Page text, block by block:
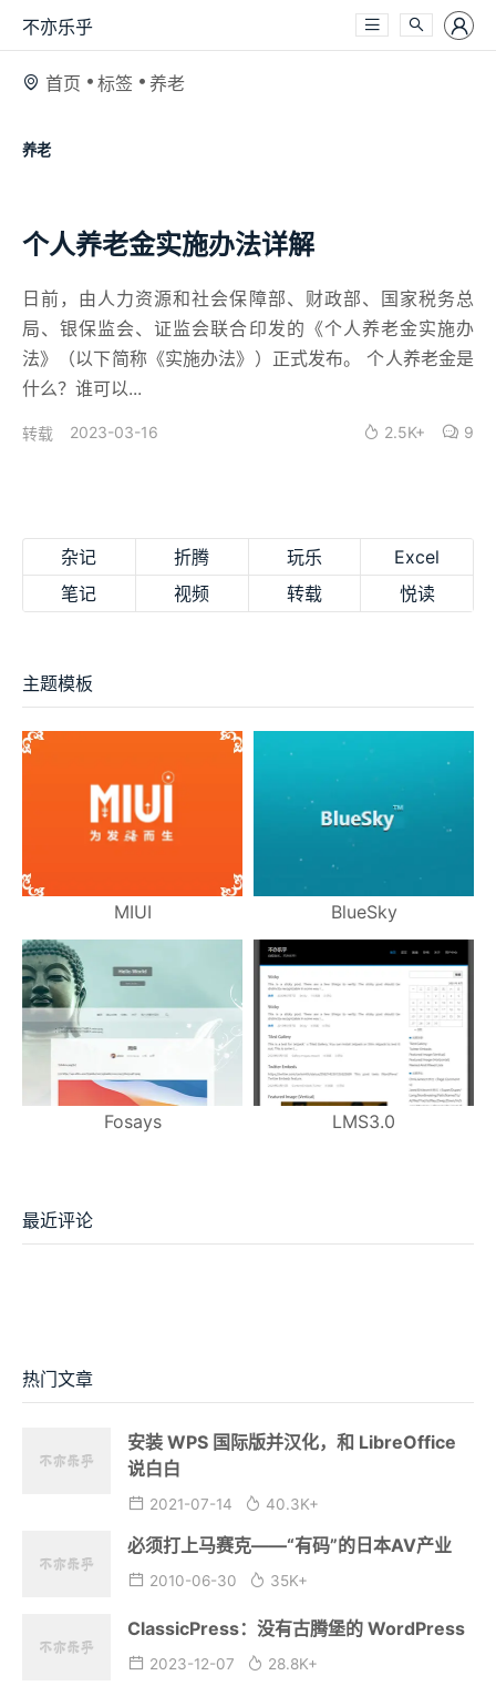
不亦乐乎
首页 标签 养老
养老
个人养老金实施办法详解
日前，由人力资源和社会保障部、财政部、国家税务总
局、银保监会、证监会联合印发的《个人养老金实施办
法》（以下简称《实施办法》）正式发布。 个人养老金是
什么？谁可以...
转载 2023-03-16 2.5K+ 9
杂记 折腾 玩乐
Excel
笔记
视频 转载 悦读
主题模板
MIUI BlueSky
Fosays LMS3.0
最近评论
热门文章
安装 WPS 国际版并汉化，和 LibreOffice
说白白
2021-07-14 40.3K+
必须打上马赛克——“有码”的日本AV产业
2010-06-30 35K+
ClassicPress：没有古腾堡的 WordPress
2023-12-07 28.8K+